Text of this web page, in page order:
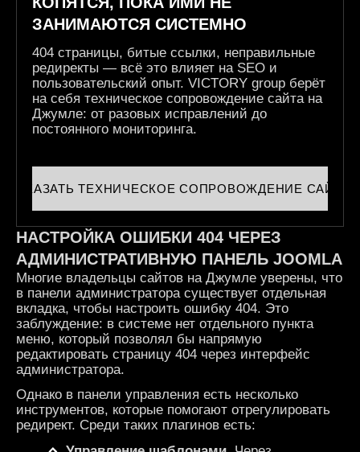
ЗАНИМАЮТСЯ СИСТЕМНО
404 страницы, битые ссылки, неправильные
редиректы — всё это влияет на SEO и
пользовательский опыт. VICTORY group берёт
на себя техническое сопровождение сайта на
Джумле: от разовых исправлений до
постоянного мониторинга.
ЗАКАЗАТЬ ТЕХНИЧЕСКОЕ СОПРОВОЖДЕНИЕ САЙТА
НАСТРОЙКА ОШИБКИ 404 ЧЕРЕЗ
АДМИНИСТРАТИВНУЮ ПАНЕЛЬ JOOMLA
Многие владельцы сайтов на Джумле уверены, что
в панели администратора существует отдельная
вкладка, чтобы настроить ошибку 404. Это
заблуждение: в системе нет отдельного пункта
меню, который позволял бы напрямую
редактировать страницу 404 через интерфейс
администратора.
Однако в панели управления есть несколько
инструментов, которые помогают отрегулировать
редирект. Среди таких плагинов есть: